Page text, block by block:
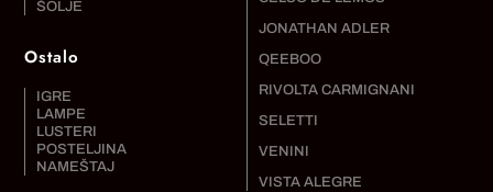
ŠOLJE
Ostalo
IGRE
LAMPE
LUSTERI
POSTELJINA
NAMEŠTAJ
JONATHAN ADLER
QEEBOO
RIVOLTA CARMIGNANI
SELETTI
VENINI
VISTA ALEGRE